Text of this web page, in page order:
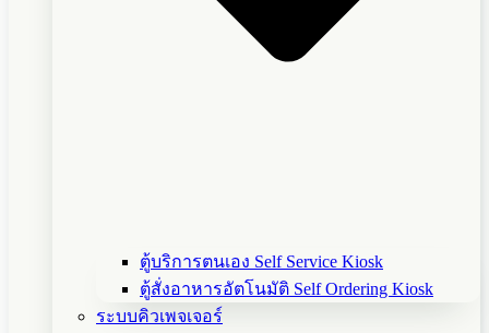
ตู้บริการตนเอง Self Service Kiosk
ตู้สั่งอาหารอัตโนมัติ Self Ordering Kiosk
ระบบคิวเพจเจอร์